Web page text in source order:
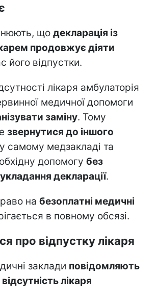
що декларація із
продовжує діяти
його відпустки.
лікаря амбулаторія
медичної допомоги
заміну. Тому
звернутися до іншого
самому медзакладі та
допомогу без
декларації.
на безоплатні медичні
в повному обсязі.
про відпустку лікаря
заклади повідомляють
лікаря